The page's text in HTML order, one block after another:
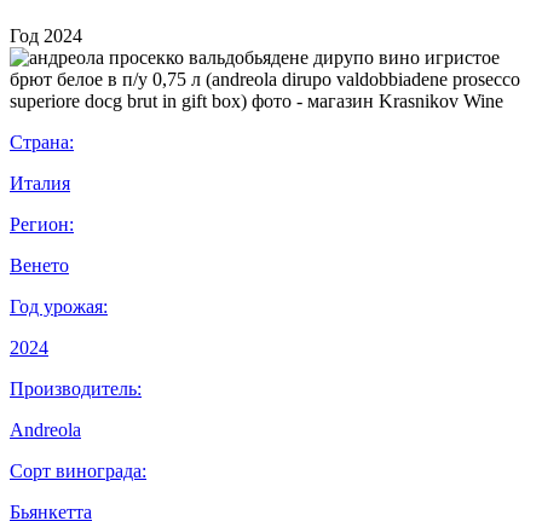
Год 2024
Страна:
Италия
Регион:
Венето
Год урожая:
2024
Производитель:
Andreola
Сорт винограда:
Бьянкетта